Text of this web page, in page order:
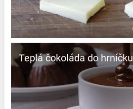
Teplá čokoláda do hrníčku